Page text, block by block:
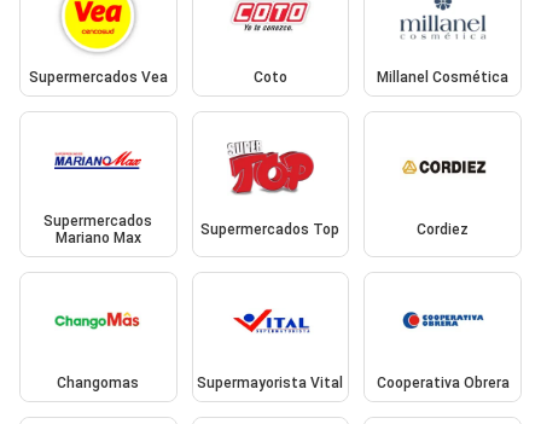
Supermercados Vea Coto Millanel Cosmética
Supermercados
Mariano Max
Supermercados Top Cordiez
Changomas Supermayorista Vital Cooperativa Obrera